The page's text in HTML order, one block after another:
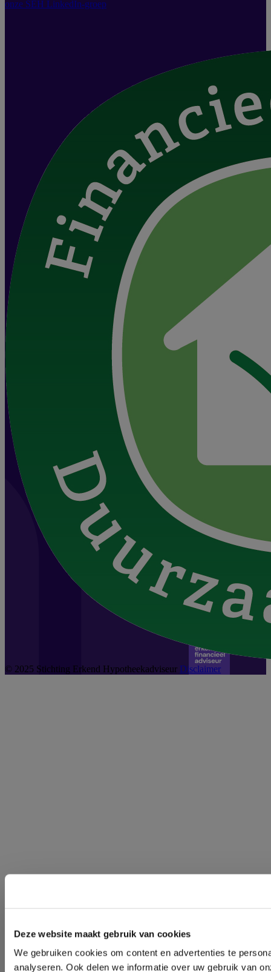
Deze website maakt gebruik van cookies
We gebruiken cookies om content en advertenties te
analyseren. Ook delen we informatie over uw gebruik van
onze SEH LinkedIn-groep
© 2025 Stichting Erkend Hypotheekadviseur Disclaimer